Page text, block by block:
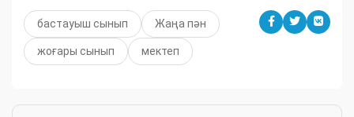
бастауыш сынып Жаңа пән
жоғары сынып мектеп